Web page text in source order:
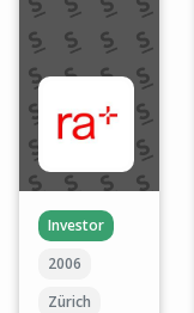
Investor
2006
Zürich